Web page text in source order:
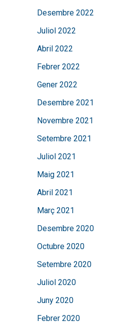
Desembre 2022
Juliol 2022
Abril 2022
Febrer 2022
Gener 2022
Desembre 2021
Novembre 2021
Setembre 2021
Juliol 2021
Maig 2021
Abril 2021
Març 2021
Desembre 2020
Octubre 2020
Setembre 2020
Juliol 2020
Juny 2020
Febrer 2020